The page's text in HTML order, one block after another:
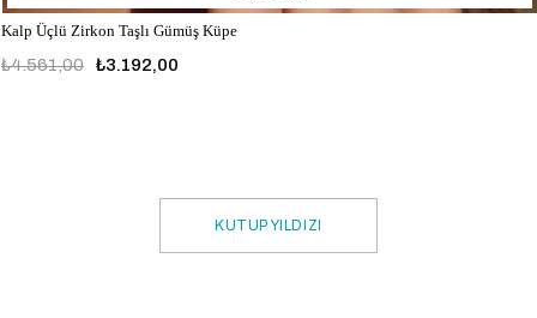
Kalp Üçlü Zirkon Taşlı Gümüş Küpe
₺3.192,00
₺4.561,00
KUTUP YILDIZI